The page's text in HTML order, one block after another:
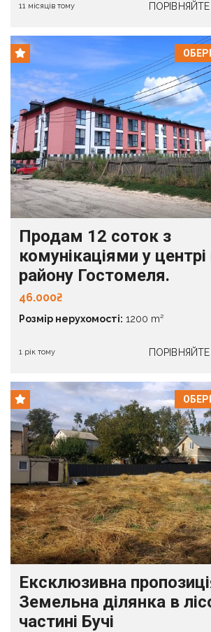
11 місяців тому ПОРІВНЯЙТЕ
Продам 12 соток з
комунікаціями у
району Гостомеля.
46.000₴
Розмір нерухомості: 1200 m²
1 рік тому ПОРІВНЯЙТЕ
Ексклюзивна
Земельна ділянка в
частині Бучі